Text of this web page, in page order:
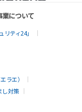
業について
ティ24」
ラエ）
し対策